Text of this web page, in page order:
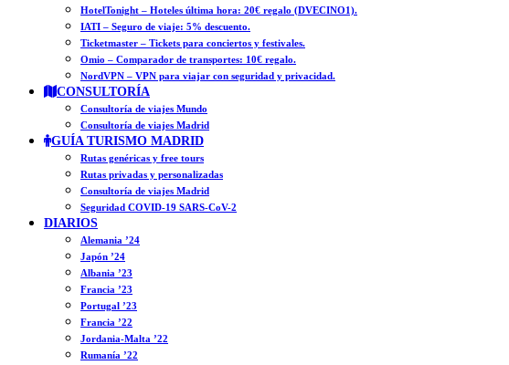
HotelTonight – Hoteles última hora: 20€ regalo (DVECINO1).
IATI – Seguro de viaje: 5% descuento.
Ticketmaster – Tickets para conciertos y festivales.
Omio – Comparador de transportes: 10€ regalo.
NordVPN – VPN para viajar con seguridad y privacidad.
CONSULTORÍA
Consultoría de viajes Mundo
Consultoría de viajes Madrid
GUÍA TURISMO MADRID
Rutas genéricas y free tours
Rutas privadas y personalizadas
Consultoría de viajes Madrid
Seguridad COVID-19 SARS-CoV-2
DIARIOS
Alemania ’24
Japón ’24
Albania ’23
Francia ’23
Portugal ’23
Francia ’22
Jordania-Malta ’22
Rumanía ’22